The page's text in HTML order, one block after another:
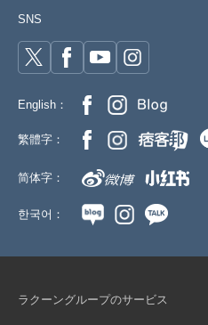
SNS
English：
繁體字：
简体字：
한국어：
ラクーングループのサービス